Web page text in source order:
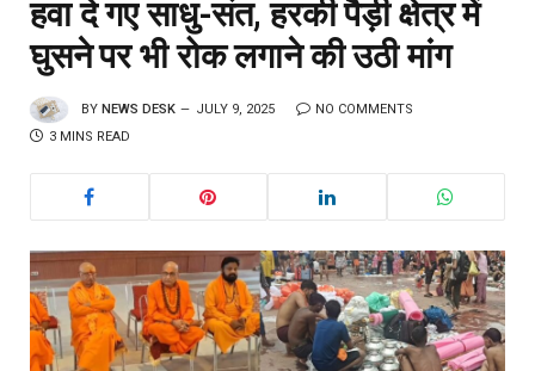
हवा दे गए साधु-संत, हरकी पैड़ी क्षेत्र में
घुसने पर भी रोक लगाने की उठी मांग
BY NEWS DESK JULY 9, 2025
NO COMMENTS
3 MINS READ